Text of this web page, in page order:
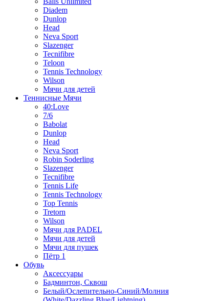
Diadem
Dunlop
Head
Neva Sport
Slazenger
Tecnifibre
Teloon
Tennis Technology
Wilson
Мячи для детей
Теннисные Мячи
40:Love
7/6
Babolat
Dunlop
Head
Neva Sport
Robin Soderling
Slazenger
Tecnifibre
Tennis Life
Tennis Technology
Top Tennis
Tretorn
Wilson
Мячи для PADEL
Мячи для детей
Мячи для пушек
Пётр 1
Обувь
Аксессуары
Бадминтон, Сквош
Белый/Ослепительно-Синий/Молния